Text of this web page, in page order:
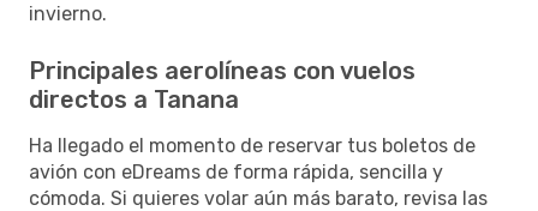
invierno.
Principales aerolíneas con vuelos
directos a Tanana
Ha llegado el momento de reservar tus boletos de
avión con eDreams de forma rápida, sencilla y
cómoda. Si quieres volar aún más barato, revisa las